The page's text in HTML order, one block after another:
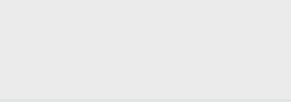
: SES PRINCIPALES OEUVRES